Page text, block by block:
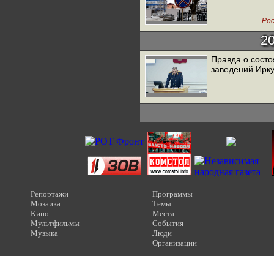
Правда о
заведений
Репортажи
Мозаика
Кино
Мультфильмы
Музыка
Программы
Темы
Места
События
Люди
Организации